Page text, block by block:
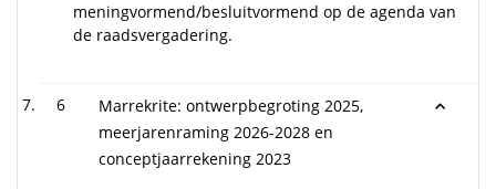
meningvormend/besluitvormend op de agenda van
de raadsvergadering.
6
Marrekrite: ontwerpbegroting 2025,
meerjarenraming 2026-2028 en
conceptjaarrekening 2023